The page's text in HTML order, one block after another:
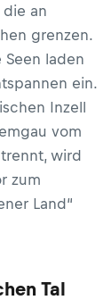
an
grenzen.
laden
ein.
Inzell
vom
wird
zum
Land“
Tal